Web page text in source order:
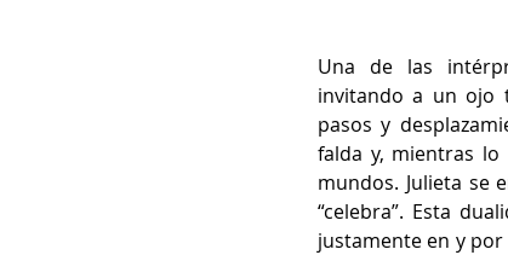
Una de las
invitando a un ojo
pasos y
falda y, mientras
mundos. Julieta se
“celebra”. Esta
justamente en y